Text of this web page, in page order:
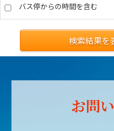
バス停からの時間を含む
検索結果を
お問